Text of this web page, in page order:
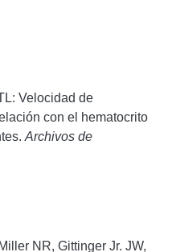
Velocidad de
con el hematocrito
Archivos de
NR, Gittinger Jr. JW,